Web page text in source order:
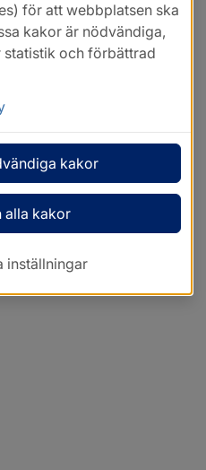
för att webbplatsen ska
kakor är nödvändiga,
statistik och förbättrad
kakor
alla kakor
inställningar